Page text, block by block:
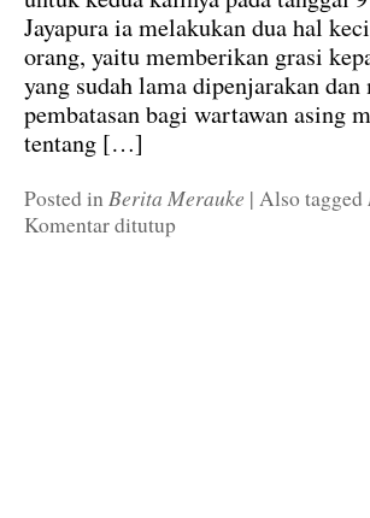
Jayapura ia melakukan dua hal
orang, yaitu memberikan grasi
yang sudah lama dipenjarakan
pembatasan bagi wartawan asing
tentang […]
Posted inBerita Merauke | Also tagged
Komentar ditutup